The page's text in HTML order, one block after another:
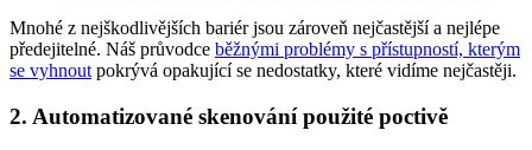
Mnohé z nejškodlivějších bariér jsou zároveň nejčastější a nejlépe
předejitelné. Náš průvodce běžnými problémy s přístupností, kterým
se vyhnout pokrývá opakující se nedostatky, které vidíme nejčastěji.
2. Automatizované skenování použité poctivě